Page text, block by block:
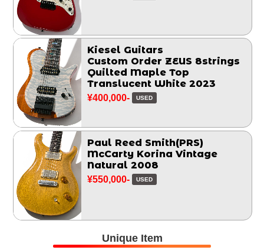
Kiesel Guitars
Custom Order ZEUS 8strings
Quilted Maple Top
Translucent White 2023
¥400,000- USED
Paul Reed Smith(PRS)
McCarty Korina Vintage
Natural 2008
¥550,000- USED
Unique Item